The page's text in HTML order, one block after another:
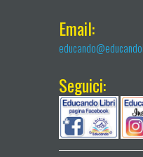
Email:
Seguici: